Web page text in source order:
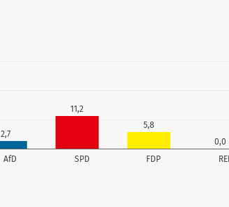
AfD SPD FDP
2,7
11,2
5,8
0,0